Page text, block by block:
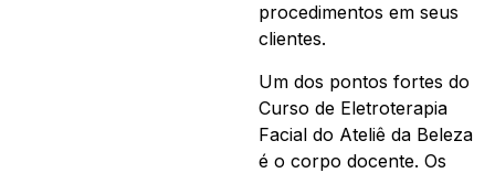
procedimentos em seus
clientes.
Um dos pontos fortes do
Curso de Eletroterapia
Facial do Ateliê da Beleza
é o corpo docente. Os